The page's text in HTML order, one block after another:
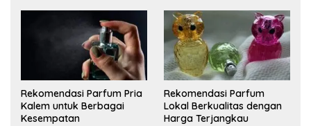
Rekomendasi Parfum Pria
Kalem untuk Berbagai
Kesempatan
Rekomendasi Parfum
Lokal Berkualitas dengan
Harga Terjangkau